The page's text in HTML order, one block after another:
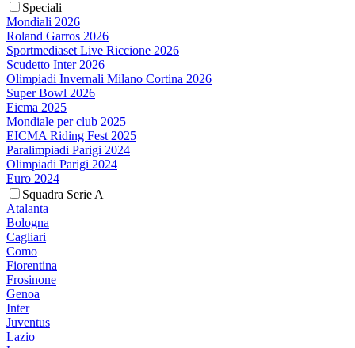
Speciali
Mondiali 2026
Roland Garros 2026
Sportmediaset Live Riccione 2026
Scudetto Inter 2026
Olimpiadi Invernali Milano Cortina 2026
Super Bowl 2026
Eicma 2025
Mondiale per club 2025
EICMA Riding Fest 2025
Paralimpiadi Parigi 2024
Olimpiadi Parigi 2024
Euro 2024
Squadra Serie A
Atalanta
Bologna
Cagliari
Como
Fiorentina
Frosinone
Genoa
Inter
Juventus
Lazio